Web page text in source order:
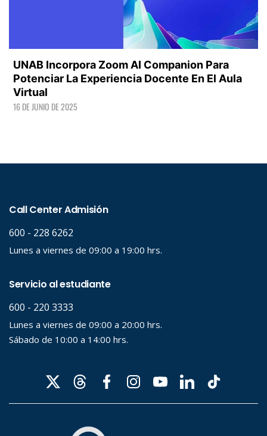
UNAB Incorpora Zoom AI Companion Para
Potenciar La Experiencia Docente En El Aula
Virtual
16 DE JUNIO DE 2025